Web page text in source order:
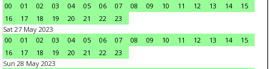
00
01 02 03 04 05 06 07 08 09 10 11 12 13 14
15
16
17 18 19 20 21 22
23
Sat 27 May 2023
00
01 02 03 04 05 06 07 08 09 10 11 12 13 14
15
16
17 18 19 20 21 22
23
Sun 28 May 2023